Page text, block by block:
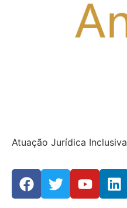
Atuação Jurídica Inclusiva